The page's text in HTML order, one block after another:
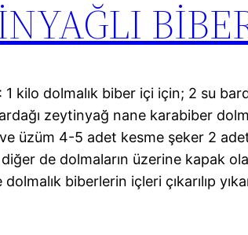
1 kilo dolmalık biber içi için; 2 su
zeytinyağ nane karabiber
ve üzüm 4-5 adet kesme şeker 2
de dolmaların üzerine kapak
dolmalık biberlerin içleri çıkarılıp